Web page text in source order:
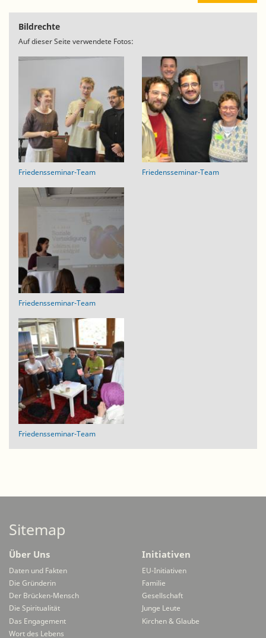
Bildrechte
Auf dieser Seite verwendete Fotos:
Friedensseminar-Team
Friedensseminar-Team
Friedensseminar-Team
Friedensseminar-Team
Sitemap
Über Uns
Daten und Fakten
Die Gründerin
Der Brücken-Mensch
Die Spiritualität
Das Engagement
Wort des Lebens
Initiativen
EU-Initiativen
Familie
Gesellschaft
Junge Leute
Kirchen & Glaube